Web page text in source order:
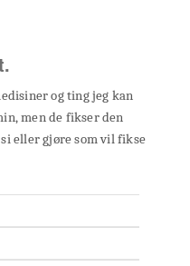
og ting jeg kan
men de fikser den
eller gjøre som vil fikse